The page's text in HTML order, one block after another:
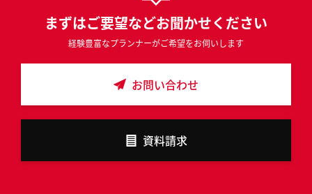
まずはご要望などお聞かせください
経験豊富なプランナーがご希望をお伺いします
お問い合わせ
資料請求